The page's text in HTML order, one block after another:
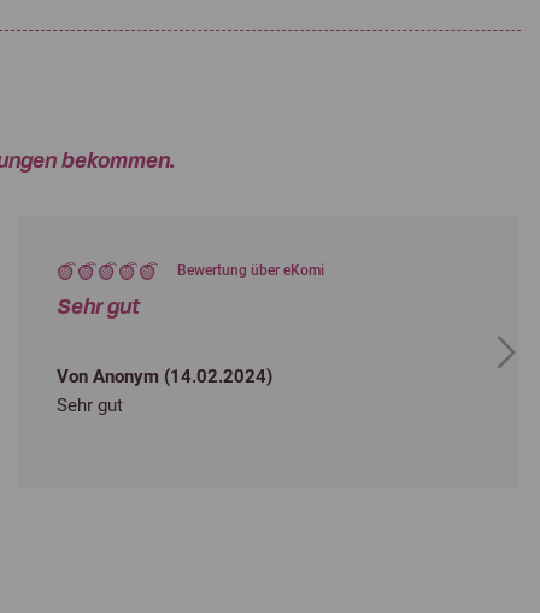
bekommen.
Bewertung über eKomi
Sehr gut
Von Anonym (14.02.2024)
Sehr gut
Next